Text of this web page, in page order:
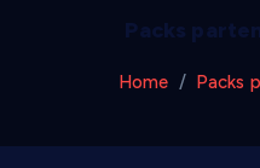
Packs
Home Packs